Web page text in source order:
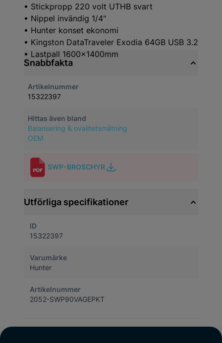
• Stickpropp 220 volt UTHB svart
• Nippel invändig 1/4"
• Hunter konset ekonomi
• Kingston DataTraveler Exodia 64GB USB 3.2
• Lastpall 1600x1400mm
Snabbfakta
Artikelnummer
15322397
Hittas även bland
Balansering & ovalitetsmätning
OEM
SWP-BROSCHYR
Utförliga specifikationer
ID
15322397
Varumärke
Hunter
Artikelnummer
2052-SWP90VAGEPKT